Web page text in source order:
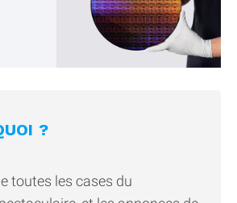
?
toutes les cases du